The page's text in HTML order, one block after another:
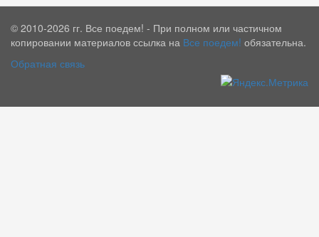
© 2010-2026 гг. Все поедем! - При полном или частичном
копировании материалов ссылка на Все поедем! обязательна.
Обратная связь